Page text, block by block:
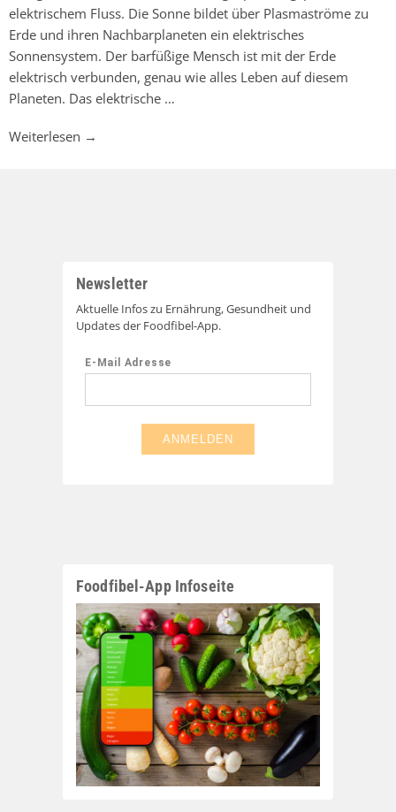
elektrischem Fluss. Die Sonne bildet über Plasmaströme zu
Erde und ihren Nachbarplaneten ein elektrisches
Sonnensystem. Der barfüßige Mensch ist mit der Erde
elektrisch verbunden, genau wie alles Leben auf diesem
Planeten. Das elektrische …
Weiterlesen →
Newsletter
Aktuelle Infos zu Ernährung, Gesundheit und
Updates der Foodfibel-App.
Foodfibel-App Infoseite